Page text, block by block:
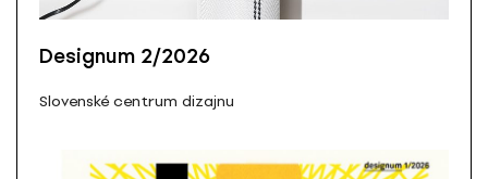
Designum 2/2026
Slovenské centrum dizajnu